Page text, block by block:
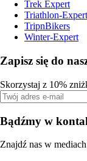
Trek Expert
Triathlon-Expert
TripnBikers
Winter-Expert
Zapisz się do
Skorzystaj z 10%
Bądźmy w
Znajdź nas w